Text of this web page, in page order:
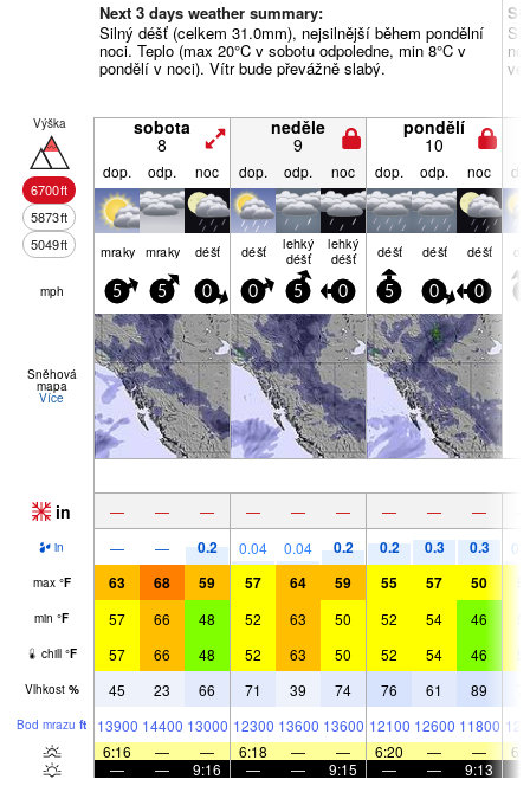
Next 3 days weather summary:
Silný déšť (celkem 31.0mm), nejsilnější během pondělní
noci. Teplo (max 20°C v sobotu odpoledne, min 8°C v
pondělí v noci). Vítr bude převážně slabý. ve
Výška
6700ft
5873ft
5049ft
sobota
8
neděle
9
pondělí
10
dop. odp. noc dop. odp. noc dop. odp. noc
mraky mraky déšť déšť lehký
déšť
lehký
déšť déšť déšť déšť
mph 5 5 0 0 5 0 5 0 0
Sněhová
mapa
Více
in — — — — — — — — —
in — — 0.2 0.04 0.04 0.2 0.2 0.3 0.3
max °F 63 68 59 57 64 59 55 57 50
min °F 57 66 48 52 63 50 52 54 46
chill °F 57 66 48 52 63 50 52 54 46
Vlhkost % 45 23 66 71 39 74 76 61 89
Bod mrazu ft 13900 14400 13000 12300 13600 13600 12100 12600 11800
6:16
— — 6:18 — — 6:20 — —
—
— 9:16 — — 9:15 — — 9:13